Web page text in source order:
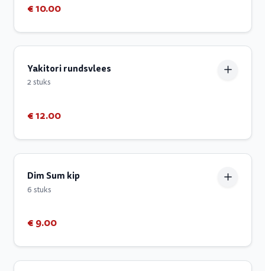
€ 10.00
Yakitori rundsvlees
2 stuks
€ 12.00
Dim Sum kip
6 stuks
€ 9.00